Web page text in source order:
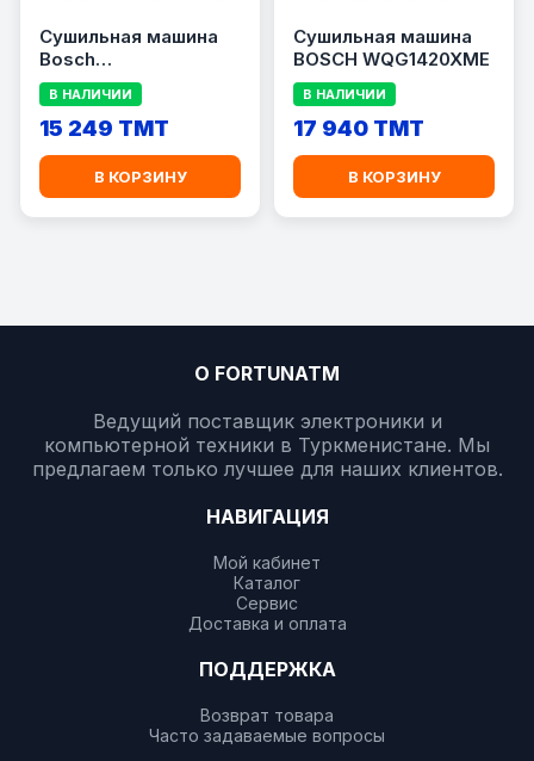
Сушильная машина
Bosch
\"WQG1420AME\"
В НАЛИЧИИ
15 249 TMT
В КОРЗИНУ
Сушильная машина
BOSCH WQG1420XME
В НАЛИЧИИ
17 940 TMT
В КОРЗИНУ
О FORTUNATM
Ведущий поставщик электроники и
компьютерной техники в Туркменистане. Мы
предлагаем только лучшее для наших клиентов.
НАВИГАЦИЯ
Мой кабинет
Каталог
Сервис
Доставка и оплата
ПОДДЕРЖКА
Возврат товара
Часто задаваемые вопросы